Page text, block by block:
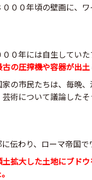
００年頃の壁画に、
０年には自生してい
古の圧搾機や容器が出土
の市民たちは、毎晩
術について議論した
伝わり、ローマ帝国
拡大した土地にブド